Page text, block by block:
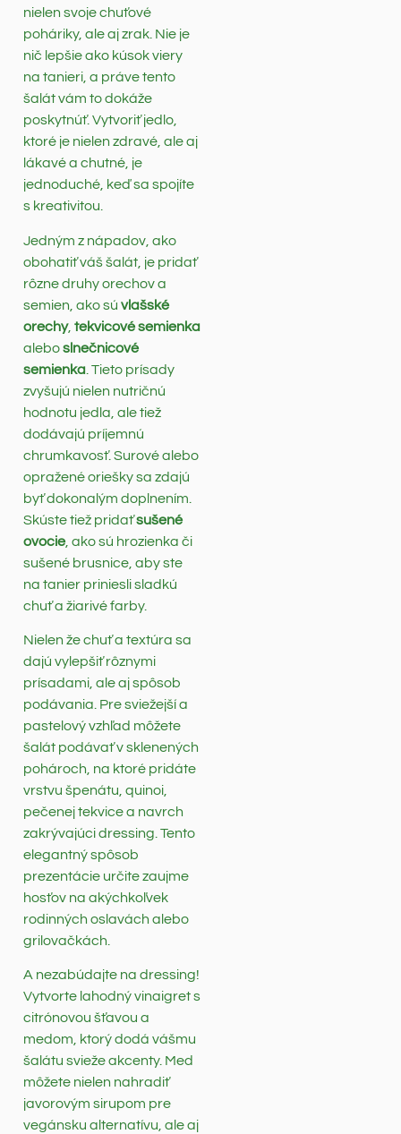
nielen svoje chuťové
poháriky, ale aj zrak. Nie je
nič lepšie ako kúsok viery
na tanieri, a práve tento
šalát vám to dokáže
poskytnúť. Vytvoriť jedlo,
ktoré je nielen zdravé, ale aj
lákavé a chutné, je
jednoduché, keď sa spojíte
s kreativitou.
Jedným z nápadov, ako
obohatiť váš šalát, je pridať
rôzne druhy orechov a
semien, ako sú vlašské
orechy, tekvicové semienka
aleboslnečnicové
semienka . Tieto prísady
zvyšujú nielen nutričnú
hodnotu jedla, ale tiež
dodávajú príjemnú
chrumkavosť. Surové alebo
opražené oriešky sa zdajú
byť dokonalým doplnením.
Skúste tiež pridaťsušené
ovocie, ako sú hrozienka či
sušené brusnice, aby ste
na tanier priniesli sladkú
chuť a žiarivé farby.
Nielen že chuť a textúra sa
dajú vylepšiť rôznymi
prísadami, ale aj spôsob
podávania. Pre sviežejší a
pastelový vzhľad môžete
šalát podávať v sklenených
pohároch, na ktoré pridáte
vrstvu špenátu, quinoi,
pečenej tekvice a navrch
zakrývajúci dressing. Tento
elegantný spôsob
prezentácie určite zaujme
hosťov na akýchkoľvek
rodinných oslavách alebo
grilovačkách.
A nezabúdajte na dressing!
Vytvorte lahodný vinaigret s
citrónovou šťavou a
medom, ktorý dodá vášmu
šalátu svieže akcenty. Med
môžete nielen nahradiť
javorovým sirupom pre
vegánsku alternatívu, ale aj